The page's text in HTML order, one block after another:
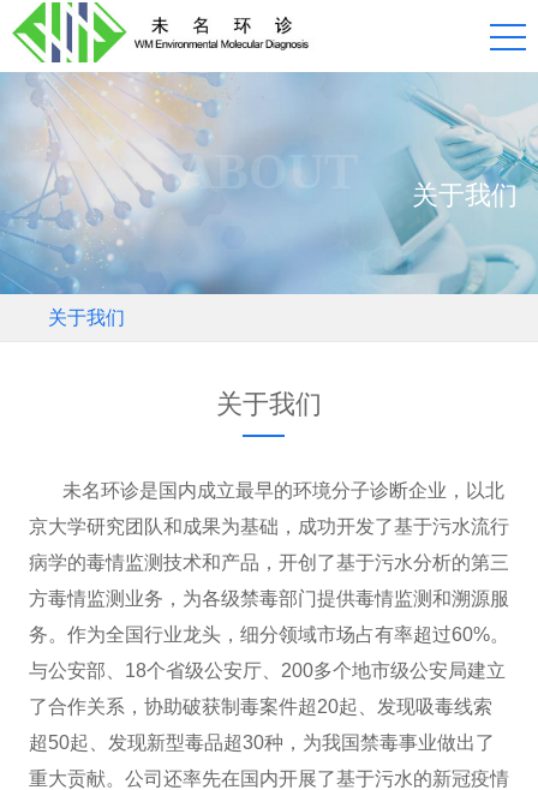
ABOUT 关于我们
关于我们
关于我们
未名环诊是国内成立最早的环境分子诊断企业，以北
京大学研究团队和成果为基础，成功开发了基于污水流行
病学的毒情监测技术和产品，开创了基于污水分析的第三
方毒情监测业务，为各级禁毒部门提供毒情监测和溯源服
务。作为全国行业龙头，细分领域市场占有率超过60%。
与公安部、18个省级公安厅、200多个地市级公安局建立
了合作关系，协助破获制毒案件超20起、发现吸毒线索
超50起、发现新型毒品超30种，为我国禁毒事业做出了
重大贡献。公司还率先在国内开展了基于污水的新冠疫情